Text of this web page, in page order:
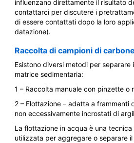
influenzano direttamente il risultato
contattarci per discutere i
di essere contattati dopo la loro
datazione).
Raccolta di campioni di
Esistono diversi metodi per separare
matrice sedimentaria:
1 – Raccolta manuale con pinzette o
2 – Flottazione – adatta a frammenti
non eccessivamente incrostati di
La flottazione in acqua è una
utilizzata per aggregare o separare